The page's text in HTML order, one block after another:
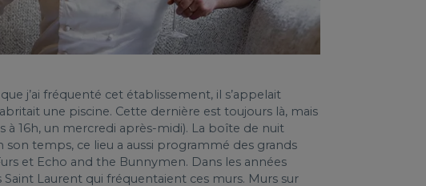
j’ai fréquenté cet établissement, il s’appelait
une piscine. Cette dernière est toujours là, mais
à 16h, un mercredi après-midi). La boîte de nuit
son temps, ce lieu a aussi programmé des grands
et Echo and the Bunnymen. Dans les années
Laurent qui fréquentaient ces murs. Murs sur